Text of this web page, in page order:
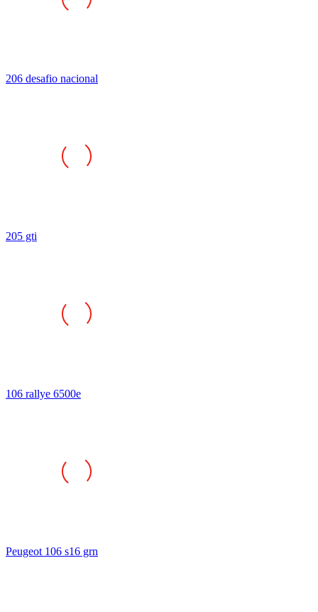
206 desafio nacional
205 gti
106 rallye 6500e
Peugeot 106 s16 grn